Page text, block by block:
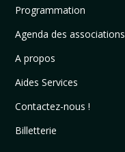
Programmation
Agenda des associations
A propos
Aides Services
Contactez-nous !
Billetterie